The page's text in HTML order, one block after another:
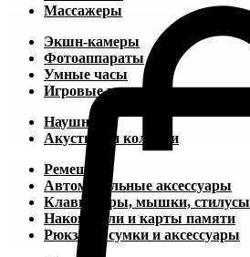
Массажеры
Экшн-камеры
Фотоаппараты
Умные часы
Игровые приставки
Наушники
Акустика и колонки
Ремешки
Автомобильные аксессуары
Клавиатуры, мышки, стилусы
Накопители и карты памяти
Рюкзаки, сумки и аксессуары